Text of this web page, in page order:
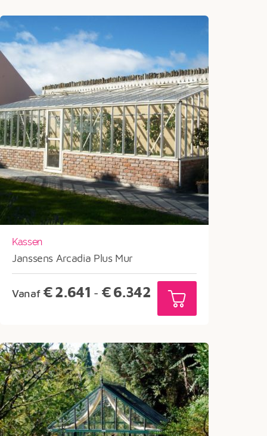
Kassen
Janssens Arcadia Plus Mur
Vanaf €2.641 - €6.342 Prijsklasse:
€2.641